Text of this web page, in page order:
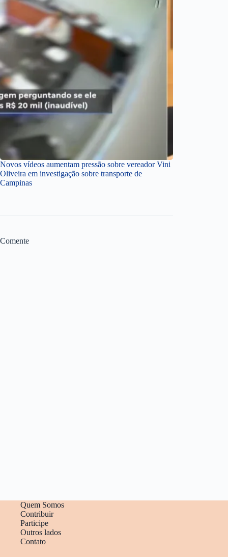
Novos vídeos aumentam pressão sobre vereador Vini
Oliveira em investigação sobre transporte de
Campinas
Comente
Quem Somos
Contribuir
Participe
Outros lados
Contato